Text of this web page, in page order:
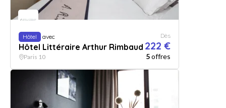
Hôtel avec
Hôtel Littéraire Arthur Rimbaud
Dès
222 €
Paris 10 5offres